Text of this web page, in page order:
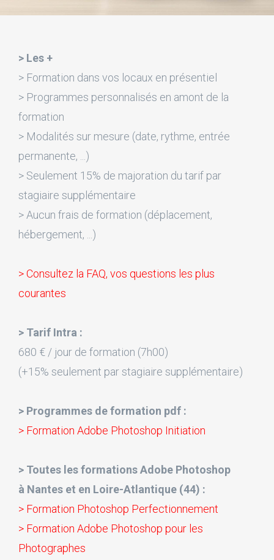
> Les +
> Formation dans vos locaux en présentiel
> Programmes personnalisés en amont de la
formation
> Modalités sur mesure (date, rythme, entrée
permanente, ...)
> Seulement 15% de majoration du tarif par
stagiaire supplémentaire
> Aucun frais de formation (déplacement,
hébergement, ...)
> Consultez la FAQ, vos questions les plus
courantes
> Tarif Intra :
680 € / jour de formation (7h00)
(+15% seulement par stagiaire supplémentaire)
> Programmes de formation pdf :
> Formation Adobe Photoshop Initiation
> Toutes les formations Adobe Photoshop
à Nantes et en Loire-Atlantique (44) :
> Formation Photoshop Perfectionnement
> Formation Adobe Photoshop pour les
Photographes